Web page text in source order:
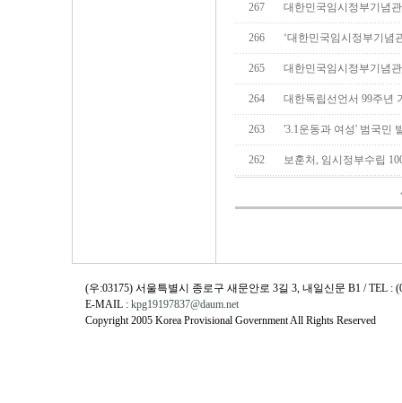
267 대한민국임시정부기념
266 ‘대한민국임시정부기
265 대한민국임시정부기념
264 대한독립선언서 99주년
263 '3.1운동과 여성' 범국민
262 보훈처, 임시정부수립
(우:03175) 서울특별시 종로구 새문안로 3길 3, 내일신문 B1 / TEL :
E-MAIL : kpg19197837@daum.net
Copyright 2005 Korea Provisional Government All Rights Reserved